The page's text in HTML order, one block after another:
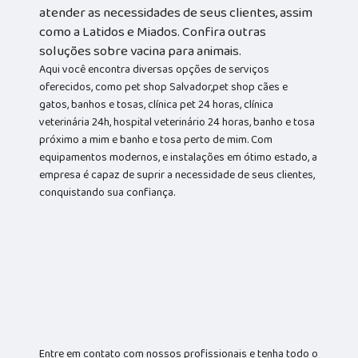
atender as necessidades de seus clientes, assim
como a Latidos e Miados. Confira outras
soluções sobre vacina para animais.
Aqui você encontra diversas opções de serviços
oferecidos, como pet shop Salvador,pet shop cães e
gatos, banhos e tosas, clínica pet 24 horas, clínica
veterinária 24h, hospital veterinário 24 horas, banho e tosa
próximo a mim e banho e tosa perto de mim. Com
equipamentos modernos, e instalações em ótimo estado, a
empresa é capaz de suprir a necessidade de seus clientes,
conquistando sua confiança.
Entre em contato com nossos profissionais e tenha todo o